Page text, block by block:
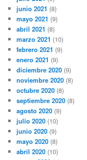
junio 2021 (8)
mayo 2021 (9)
abril 2021 (8)
marzo 2021 (10)
febrero 2021 (9)
enero 2021 (9)
diciembre 2020 (9)
noviembre 2020 (8)
octubre 2020 (8)
septiembre 2020 (8)
agosto 2020 (9)
julio 2020 (10)
junio 2020 (9)
mayo 2020 (8)
abril 2020 (10)